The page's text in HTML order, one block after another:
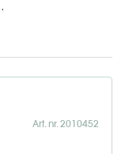
Art. nr. 2010452